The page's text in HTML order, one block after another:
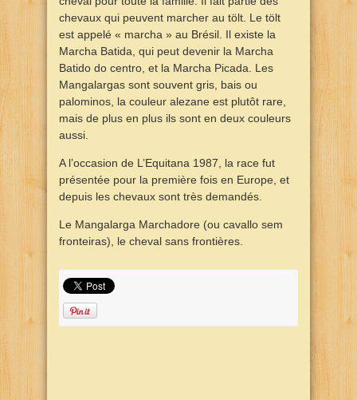
chevaux qui peuvent marcher au tölt. Le tölt
est appelé « marcha » au Brésil. Il existe la
Marcha Batida, qui peut devenir la Marcha
Batido do centro, et la Marcha Picada. Les
Mangalargas sont souvent gris, bais ou
palominos, la couleur alezane est plutôt rare,
mais de plus en plus ils sont en deux couleurs
aussi.
A l’occasion de L’Equitana 1987, la race fut
présentée pour la première fois en Europe, et
depuis les chevaux sont très demandés.
Le Mangalarga Marchadore (ou cavallo sem
fronteiras), le cheval sans frontières.